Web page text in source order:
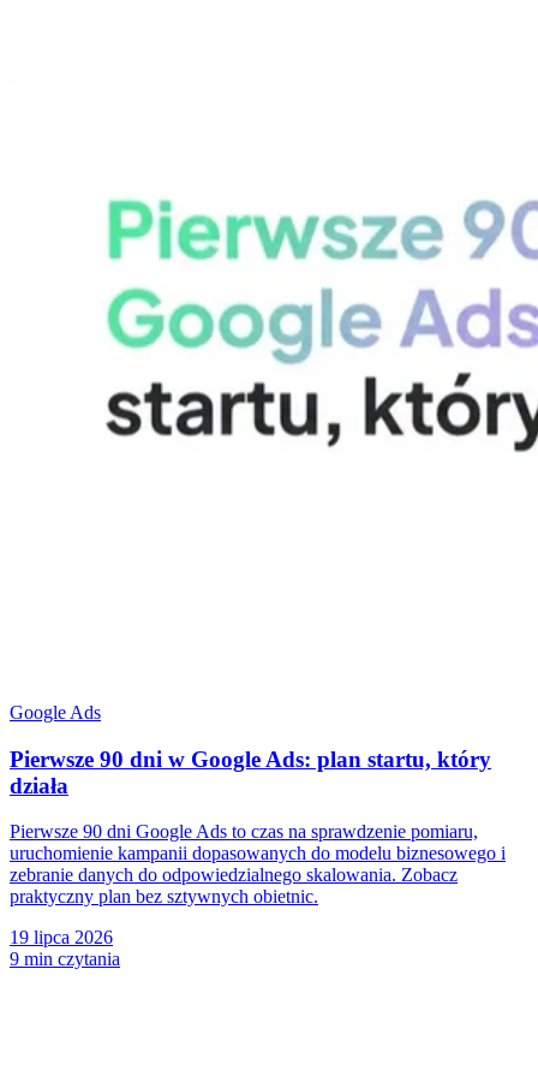
Google Ads
Pierwsze 90 dni w Google Ads: plan startu, który
działa
Pierwsze 90 dni Google Ads to czas na sprawdzenie pomiaru,
uruchomienie kampanii dopasowanych do modelu biznesowego i
zebranie danych do odpowiedzialnego skalowania. Zobacz
praktyczny plan bez sztywnych obietnic.
19 lipca 2026
9 min czytania